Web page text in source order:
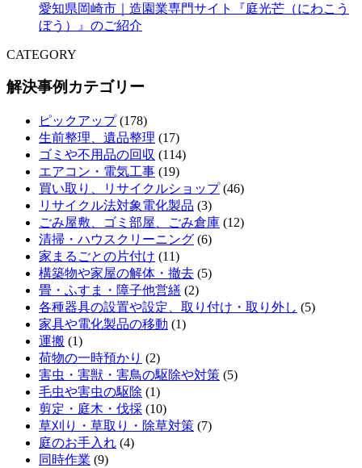
愛知県岡崎市｜造園業専門サイト『庭光芒（にわこう
ぼう）』のご紹介
CATEGORY
解決事例カテゴリー
ピックアップ(178)
生前整理、遺品整理 (17)
ゴミや不用品の回収 (114)
エアコン・電気工事 (19)
買い取り、リサイクルショップ(46)
リサイクル法対象電化製品 (3)
ごみ屋敷、ゴミ部屋、ごみ倉庫 (12)
清掃・ハウスクリーニング (6)
家まるごとの片付け (11)
構築物や家屋の解体・撤去 (5)
畳・ふすま・障子他営繕 (2)
各種器具の設置や設定、取り付け・取り外し (5)
家具や電化製品の移動 (1)
運搬 (1)
荷物の一時預かり (2)
害虫・害獣・害鳥の駆除や対策 (5)
毛虫や害虫の駆除 (1)
剪定・庭木・伐採 (10)
草刈り・草取り・除草対策 (7)
庭のお手入れ (4)
同時作業 (9)